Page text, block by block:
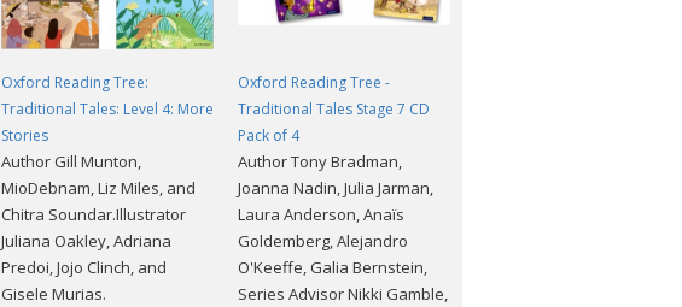
Oxford Reading Tree:
Traditional Tales: Level 4: More
Stories
Author Gill Munton,
MioDebnam, Liz Miles, and
Chitra Soundar.Illustrator
Juliana Oakley, Adriana
Predoi, Jojo Clinch, and
Gisele Murias.
Oxford Reading Tree -
Traditional Tales Stage 7 CD
Pack of 4
Author Tony Bradman,
Joanna Nadin, Julia Jarman,
Laura Anderson, Anaïs
Goldemberg, Alejandro
O'Keeffe, Galia Bernstein,
Series Advisor Nikki Gamble,